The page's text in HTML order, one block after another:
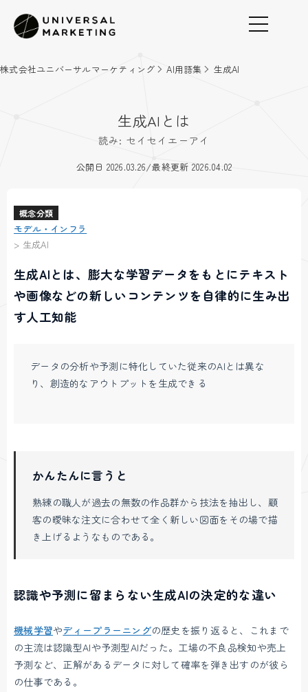
株式会社ユニバーサルマーケティング AI用語集 生成AI
生成AIとは
読み: セイセイエーアイ
公開日 2026.03.26/最終更新 2026.04.02
概念分類
モデル・インフラ
> 生成AI
生成AIとは、膨大な学習データをもとにテキスト
や画像などの新しいコンテンツを自律的に生み出
す人工知能
データの分析や予測に特化していた従来のAIとは異な
り、創造的なアウトプットを生成できる
かんたんに言うと
熟練の職人が過去の無数の作品群から技法を抽出し、顧
客の曖昧な注文に合わせて全く新しい図面をその場で描
き上げるようなものである。
認識や予測に留まらない生成AIの決定的な違い
機械学習やディープラーニングの歴史を振り返ると、これまで
の主流は認識型AIや予測型AIだった。工場の不良品検知や売上
予測など、正解があるデータに対して確率を弾き出すのが彼ら
の仕事である。